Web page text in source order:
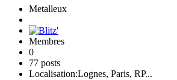
Metalleux
Membres
0
77 posts
Localisation:Lognes, Paris, RP...